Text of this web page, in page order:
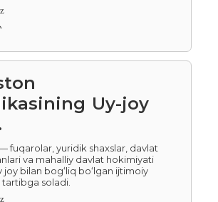
Uy-joy
fuqarolar, yuridik shaxslar, davlat
va mahalliy davlat hokimiyati
bilan bogʻliq boʻlgan ijtimoiy
soladi.